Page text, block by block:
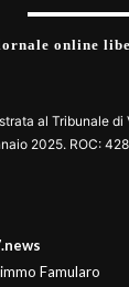
online
al Tribunale di
2025. ROC:
Famularo